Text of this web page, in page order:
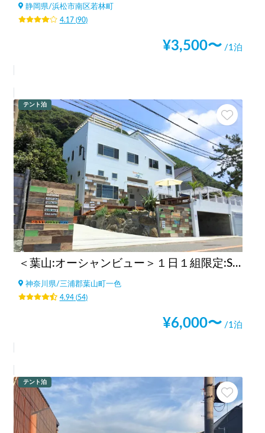
静岡県/浜松市南区若林町
4.17(90)
¥3,500〜 /1泊
テント泊
＜葉山:オーシャンビュー＞１日１組限定:Sunny Funny Days
神奈川県/三浦郡葉山町一色
4.94(54)
¥6,000〜 /1泊
テント泊